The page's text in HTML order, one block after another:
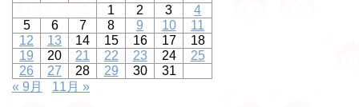
1
2 3
4
5
6 7 8 9 10
11
12
13 14 15 16 17
18
19
20 21 22 23 24
25
26
27 28 29 30
31
« 9月
11月 »